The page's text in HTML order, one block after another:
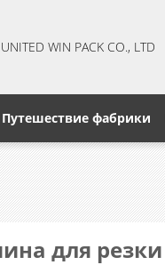
WIN PACK CO., LTD
Путешествие фабрики
для резки